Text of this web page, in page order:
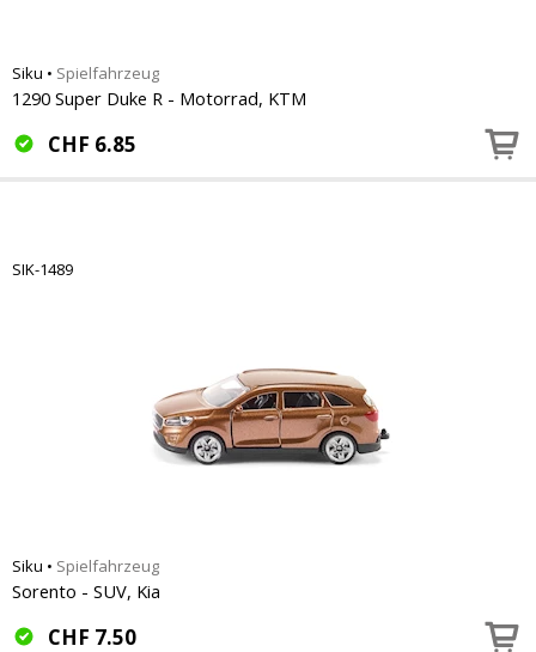
Siku • Spielfahrzeug
1290 Super Duke R - Motorrad, KTM
CHF 6.85
SIK-1489
Siku • Spielfahrzeug
Sorento - SUV, Kia
CHF 7.50